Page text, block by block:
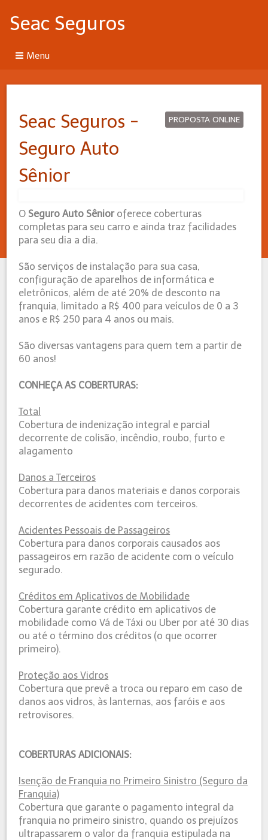
Seac Seguros
Menu
PROPOSTA ONLINE
Seac Seguros -
Seguro Auto
Sênior
O Seguro Auto Sênioroferece coberturas
completas para seu carro e ainda traz facilidades
para seu dia a dia.
São serviços de instalação para sua casa,
configuração de aparelhos de informática e
eletrônicos, além de até 20% de desconto na
franquia, limitado a R$ 400 para veículos de 0 a 3
anos e R$ 250 para 4 anos ou mais.
São diversas vantagens para quem tem a partir de
60 anos!
CONHEÇA AS COBERTURAS:
Total
Cobertura de indenização integral e parcial
decorrente de colisão, incêndio, roubo, furto e
alagamento
Danos a Terceiros
Cobertura para danos materiais e danos corporais
decorrentes de acidentes com terceiros.
Acidentes Pessoais de Passageiros
Cobertura para danos corporais causados aos
passageiros em razão de acidente com o veículo
segurado.
Créditos em Aplicativos de Mobilidade
Cobertura garante crédito em aplicativos de
mobilidade como Vá de Táxi ou Uber por até 30 dias
ou até o término dos créditos (o que ocorrer
primeiro).
Proteção aos Vidros
Cobertura que prevê a troca ou reparo em caso de
danos aos vidros, às lanternas, aos faróis e aos
retrovisores.
COBERTURAS ADICIONAIS:
Isenção de Franquia no Primeiro Sinistro (Seguro da
Franquia)
Cobertura que garante o pagamento integral da
franquia no primeiro sinistro, quando os prejuízos
ultrapassarem o valor da franquia estipulada na